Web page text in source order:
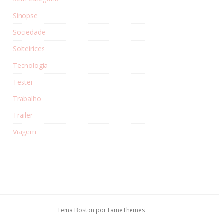
Sinopse
Sociedade
Solteirices
Tecnologia
Testei
Trabalho
Trailer
Viagem
Tema Boston por FameThemes